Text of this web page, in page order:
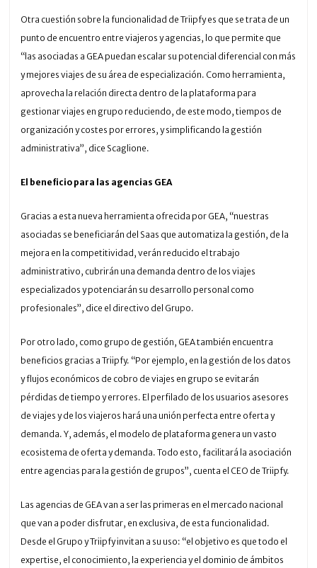
Otra cuestión sobre la funcionalidad de Triipfy es que se trata de un
punto de encuentro entre viajeros y agencias, lo que permite que
“las asociadas a GEA puedan escalar su potencial diferencial con más
y mejores viajes de su área de especialización. Como herramienta,
aprovecha la relación directa dentro de la plataforma para
gestionar viajes en grupo reduciendo, de este modo, tiempos de
organización y costes por errores, y simplificando la gestión
administrativa”, dice Scaglione.
El beneficio para las agencias GEA
Gracias a esta nueva herramienta ofrecida por GEA, “nuestras
asociadas se beneficiarán del Saas que automatiza la gestión, de la
mejora en la competitividad, verán reducido el trabajo
administrativo, cubrirán una demanda dentro de los viajes
especializados y potenciarán su desarrollo personal como
profesionales”, dice el directivo del Grupo.
Por otro lado, como grupo de gestión, GEA también encuentra
beneficios gracias a Triipfy. “Por ejemplo, en la gestión de los datos
y flujos económicos de cobro de viajes en grupo se evitarán
pérdidas de tiempo y errores. El perfilado de los usuarios asesores
de viajes y de los viajeros hará una unión perfecta entre oferta y
demanda. Y, además, el modelo de plataforma genera un vasto
ecosistema de oferta y demanda. Todo esto, facilitará la asociación
entre agencias para la gestión de grupos”, cuenta el CEO de Triipfy.
Las agencias de GEA van a ser las primeras en el mercado nacional
que van a poder disfrutar, en exclusiva, de esta funcionalidad.
Desde el Grupo y Triipfy invitan a su uso: “el objetivo es que todo el
expertise, el conocimiento, la experiencia y el dominio de ámbitos